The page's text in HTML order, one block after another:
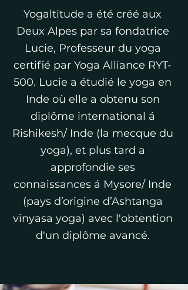
Yogaltitude a été créé aux
Deux Alpes par sa fondatrice
Lucie, Professeur du yoga
certifié par Yoga Alliance RYT-
500. Lucie a étudié le yoga en
Inde où elle a obtenu son
diplôme international á
Rishikesh/ Inde (la mecque du
yoga), et plus tard a
approfondie ses
connaissances á Mysore/ Inde
(pays d’origine d’Ashtanga
vinyasa yoga) avec l'obtention
d'un diplôme avancé.